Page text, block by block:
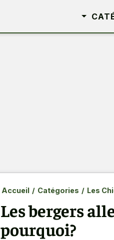
Accueil / Catégories / Les
Les bergers
pourquoi?